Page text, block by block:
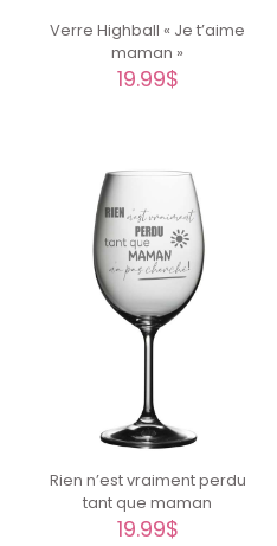
Verre Highball « Je t’aime
maman »
19.99$
Rien n’est vraiment perdu
tant que maman
19.99$